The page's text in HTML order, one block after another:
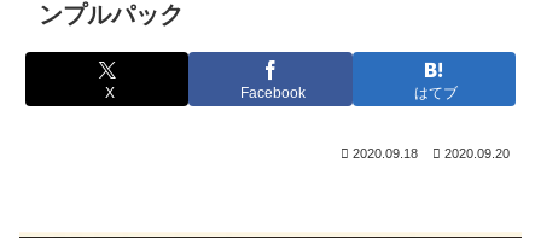
ンプルパック
X Facebook はてブ
2020.09.18 2020.09.20